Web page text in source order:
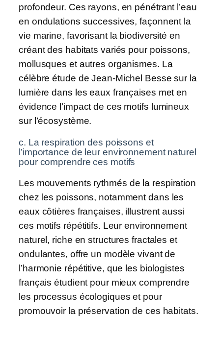
profondeur. Ces rayons, en pénétrant l’eau
en ondulations successives, façonnent la
vie marine, favorisant la biodiversité en
créant des habitats variés pour poissons,
mollusques et autres organismes. La
célèbre étude de Jean-Michel Besse sur la
lumière dans les eaux françaises met en
évidence l’impact de ces motifs lumineux
sur l’écosystème.
c. La respiration des poissons et
l’importance de leur environnement naturel
pour comprendre ces motifs
Les mouvements rythmés de la respiration
chez les poissons, notamment dans les
eaux côtières françaises, illustrent aussi
ces motifs répétitifs. Leur environnement
naturel, riche en structures fractales et
ondulantes, offre un modèle vivant de
l’harmonie répétitive, que les biologistes
français étudient pour mieux comprendre
les processus écologiques et pour
promouvoir la préservation de ces habitats.